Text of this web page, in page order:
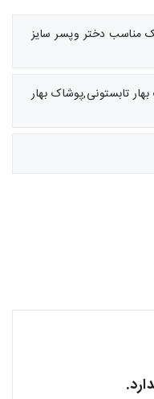
مناسب دختر وپسر سایز
تابستونی,پوشاک بهار